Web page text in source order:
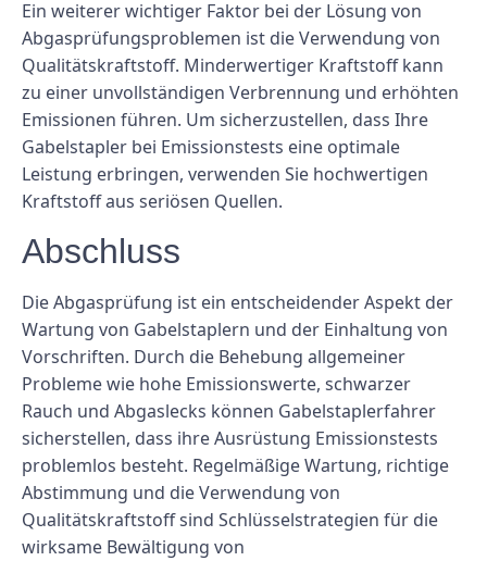
Ein weiterer wichtiger Faktor bei der Lösung von
Abgasprüfungsproblemen ist die Verwendung von
Qualitätskraftstoff. Minderwertiger Kraftstoff kann
zu einer unvollständigen Verbrennung und erhöhten
Emissionen führen. Um sicherzustellen, dass Ihre
Gabelstapler bei Emissionstests eine optimale
Leistung erbringen, verwenden Sie hochwertigen
Kraftstoff aus seriösen Quellen.
Abschluss
Die Abgasprüfung ist ein entscheidender Aspekt der
Wartung von Gabelstaplern und der Einhaltung von
Vorschriften. Durch die Behebung allgemeiner
Probleme wie hohe Emissionswerte, schwarzer
Rauch und Abgaslecks können Gabelstaplerfahrer
sicherstellen, dass ihre Ausrüstung Emissionstests
problemlos besteht. Regelmäßige Wartung, richtige
Abstimmung und die Verwendung von
Qualitätskraftstoff sind Schlüsselstrategien für die
wirksame Bewältigung von